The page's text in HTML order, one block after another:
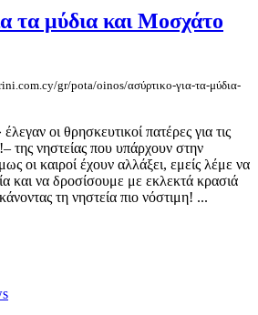
τα μύδια και Μοσχάτο
gr/pota/oinos/ασύρτικο-για-τα-μύδια-
οι θρησκευτικοί πατέρες για τις
της νηστείας που υπάρχουν στην
οι καιροί έχουν αλλάξει, εμείς λέμε να
και να δροσίσουμε με εκλεκτά κρασιά
τη νηστεία πιο νόστιμη! ...